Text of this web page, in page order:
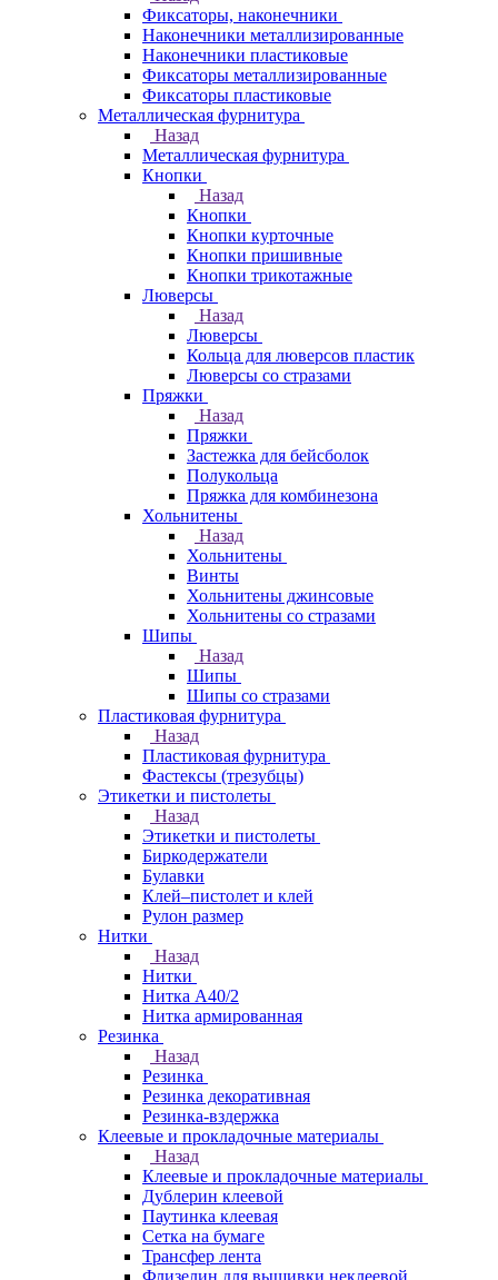
Фиксаторы, наконечники
Наконечники металлизированные
Наконечники пластиковые
Фиксаторы металлизированные
Фиксаторы пластиковые
Металлическая фурнитура
Назад
Металлическая фурнитура
Кнопки
Назад
Кнопки
Кнопки курточные
Кнопки пришивные
Кнопки трикотажные
Люверсы
Назад
Люверсы
Кольца для люверсов пластик
Люверсы со стразами
Пряжки
Назад
Пряжки
Застежка для бейсболок
Полукольца
Пряжка для комбинезона
Хольнитены
Назад
Хольнитены
Винты
Хольнитены джинсовые
Хольнитены со стразами
Шипы
Назад
Шипы
Шипы со стразами
Пластиковая фурнитура
Назад
Пластиковая фурнитура
Фастексы (трезубцы)
Этикетки и пистолеты
Назад
Этикетки и пистолеты
Биркодержатели
Булавки
Клей–пистолет и клей
Рулон размер
Нитки
Назад
Нитки
Нитка А40/2
Нитка армированная
Резинка
Назад
Резинка
Резинка декоративная
Резинка-вздержка
Клеевые и прокладочные материалы
Назад
Клеевые и прокладочные материалы
Дублерин клеевой
Паутинка клеевая
Сетка на бумаге
Трансфер лента
Флизелин для вышивки неклеевой,